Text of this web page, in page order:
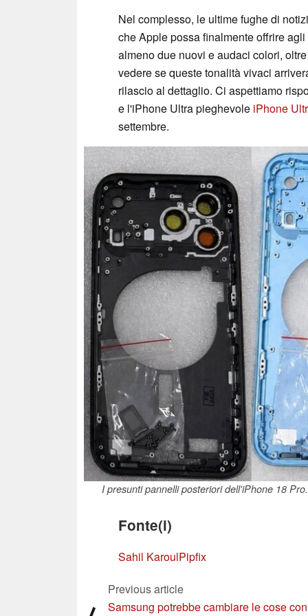
Nel complesso, le ultime fughe di
che Apple possa finalmente offrire
almeno due nuovi e audaci colori,
vedere se queste tonalità vivaci
rilascio al dettaglio. Ci aspettiamo
e l'iPhone Ultra pieghevole iPhone
settembre.
I presunti pannelli posteriori dell'iPhone 18
Fonte(i)
Sahil KaroulPipfix
Previous article
Samsung potrebbe cambiare le cose